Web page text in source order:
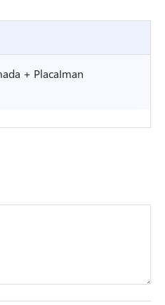
+ PlacaIman